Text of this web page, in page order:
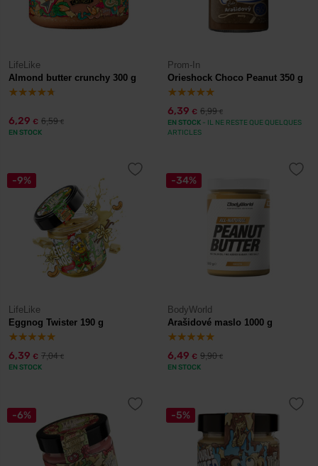
LifeLike
Almond butter crunchy 300 g
6,29 € 6,59€
EN STOCK
Prom-In
Orieshock Choco Peanut 350 g
6,39 € 6,99€
EN STOCK - IL NE RESTE QUE QUELQUES
ARTICLES
-9%
LifeLike
Eggnog Twister 190 g
6,39 € 7,04€
EN STOCK
-34%
BodyWorld
Arašidové maslo 1000 g
6,49 € 9,90€
EN STOCK
-6% -5%